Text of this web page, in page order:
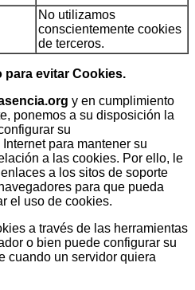
No utilizamos
conscientemente cookies
de terceros.
evitar Cookies.
y en cumplimiento
ponemos a su disposición la
su
para mantener su
a las cookies. Por ello, le
a los sitos de soporte
para que pueda
el uso de cookies.
a través de las herramientas
o bien puede configurar su
cuando un servidor quiera